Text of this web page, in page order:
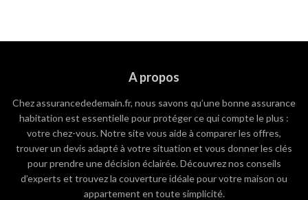
A propos
Chez assurancededemain.fr, nous savons qu’une bonne assurance
habitation est essentielle pour protéger ce qui compte le plus :
votre chez-vous. Notre site vous aide à comparer les offres,
trouver un devis adapté à votre situation et vous donner les clés
pour prendre une décision éclairée. Découvrez nos conseils
d’experts et trouvez la couverture idéale pour votre maison ou
appartement en toute simplicité.